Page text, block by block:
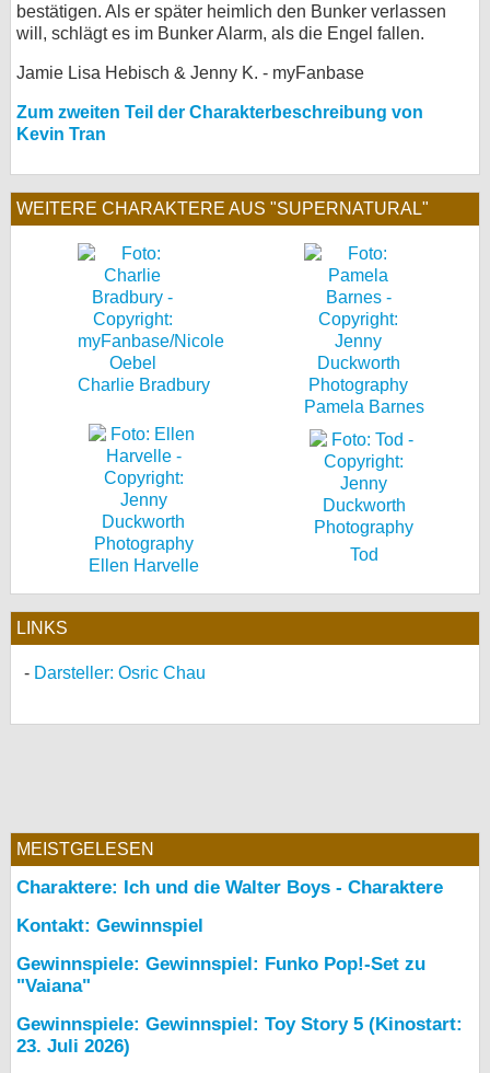
bestätigen. Als er später heimlich den Bunker verlassen
will, schlägt es im Bunker Alarm, als die Engel fallen.
Jamie Lisa Hebisch & Jenny K. - myFanbase
Zum zweiten Teil der Charakterbeschreibung von
Kevin Tran
WEITERE CHARAKTERE AUS "SUPERNATURAL"
Charlie Bradbury
Pamela Barnes
Ellen Harvelle
Tod
LINKS
Darsteller: Osric Chau
MEISTGELESEN
Charaktere: Ich und die Walter Boys - Charaktere
Kontakt: Gewinnspiel
Gewinnspiele: Gewinnspiel: Funko Pop!-Set zu
"Vaiana"
Gewinnspiele: Gewinnspiel: Toy Story 5 (Kinostart:
23. Juli 2026)